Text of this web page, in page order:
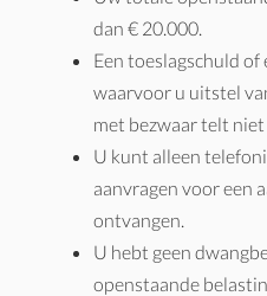
dan € 20.000.
Een toeslagschuld
waarvoor u uitstel
met bezwaar telt
U kunt alleen
aanvragen voor een
ontvangen.
U hebt geen
openstaande